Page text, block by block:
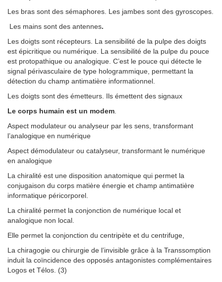
Les bras sont des sémaphores. Les jambes sont des gyroscopes.
Les mains sont des antennes.
Les doigts sont récepteurs. La sensibilité de la pulpe des doigts
est épicritique ou numérique. La sensibilité de la pulpe du pouce
est protopathique ou analogique. C’est le pouce qui détecte le
signal périvasculaire de type hologrammique, permettant la
détection du champ antimatière informationnel.
Les doigts sont des émetteurs. Ils émettent des signaux
Le corps humain est un modem
Aspect modulateur ou analyseur par les sens, transformant
l’analogique en numérique
Aspect démodulateur ou catalyseur, transformant le numérique
en analogique
La chiralité est une disposition anatomique qui permet la
conjugaison du corps matière énergie et champ antimatière
informatique péricorporel.
La chiralité permet la conjonction de numérique local et
analogique non local.
Elle permet la conjonction du centripète et du centrifuge,
La chiragogie ou chirurgie de l’invisible grâce à la Transsomption
induit la coïncidence des opposés antagonistes complémentaires
Logos et Télos. (3)